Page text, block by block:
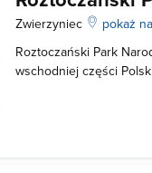
Zwierzyniec pokaż
Roztoczański Park
wschodniej części